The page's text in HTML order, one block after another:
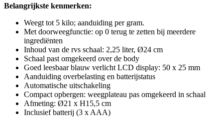
Belangrijkste kenmerken:
Weegt tot 5 kilo; aanduiding per gram.
Met doorweegfunctie: op 0 terug te zetten bij meerdere
ingrediënten
Inhoud van de rvs schaal: 2,25 liter, Ø24 cm
Schaal past omgekeerd over de body
Goed leesbaar blauw verlicht LCD display: 50 x 25 mm
Aanduiding overbelasting en batterijstatus
Automatische uitschakeling
Compact opbergen: weegplateau pas omgekeerd in schaal
Afmeting: Ø21 x H15,5 cm
Inclusief batterij (3 x AAA)